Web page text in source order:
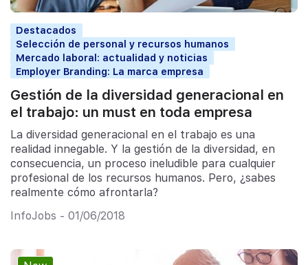
Destacados
Selección de personal y recursos humanos
Mercado laboral: actualidad y noticias
Employer Branding: La marca empresa
Gestión de la diversidad generacional en
el trabajo: un must en toda empresa
La diversidad generacional en el trabajo es una
realidad innegable. Y la gestión de la diversidad, en
consecuencia, un proceso ineludible para cualquier
profesional de los recursos humanos. Pero, ¿sabes
realmente cómo afrontarla?
InfoJobs - 01/06/2018